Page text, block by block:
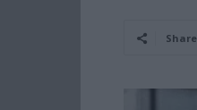
Share